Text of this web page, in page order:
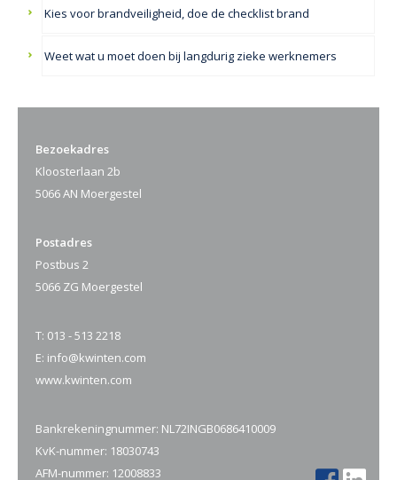
Kies voor brandveiligheid, doe de checklist brand
Weet wat u moet doen bij langdurig zieke werknemers
Bezoekadres
Kloosterlaan 2b
5066 AN Moergestel
Postadres
Postbus 2
5066 ZG Moergestel
T: 013 - 513 2218
E: info@kwinten.com
www.kwinten.com
Bankrekeningnummer: NL72INGB0686410009
KvK-nummer: 18030743
AFM-nummer: 12008833